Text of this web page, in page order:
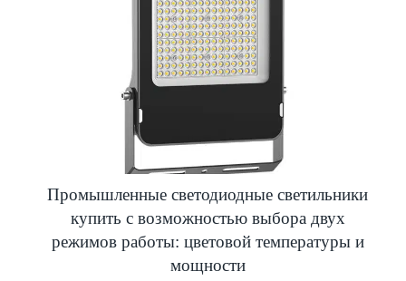
Промышленные светодиодные светильники
купить с возможностью выбора двух
режимов работы: цветовой температуры и
мощности